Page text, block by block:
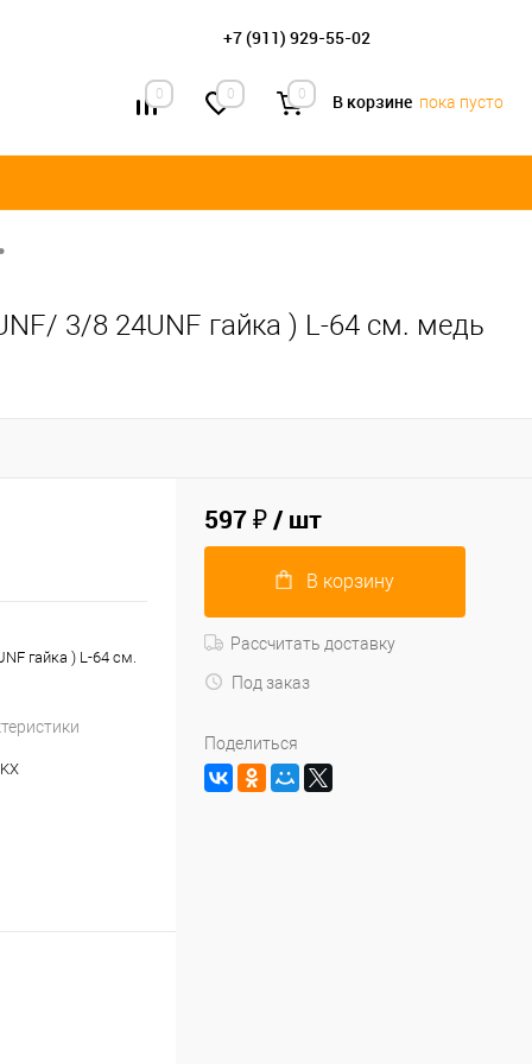
+7 (911) 929-55-02
0 0 0 В корзине пока пусто
3/8 24UNF гайка ) L-64 см. медь
гайка ) L-64 см.
597 ₽/ шт
В корзину
Рассчитать доставку
Под заказ
Поделиться